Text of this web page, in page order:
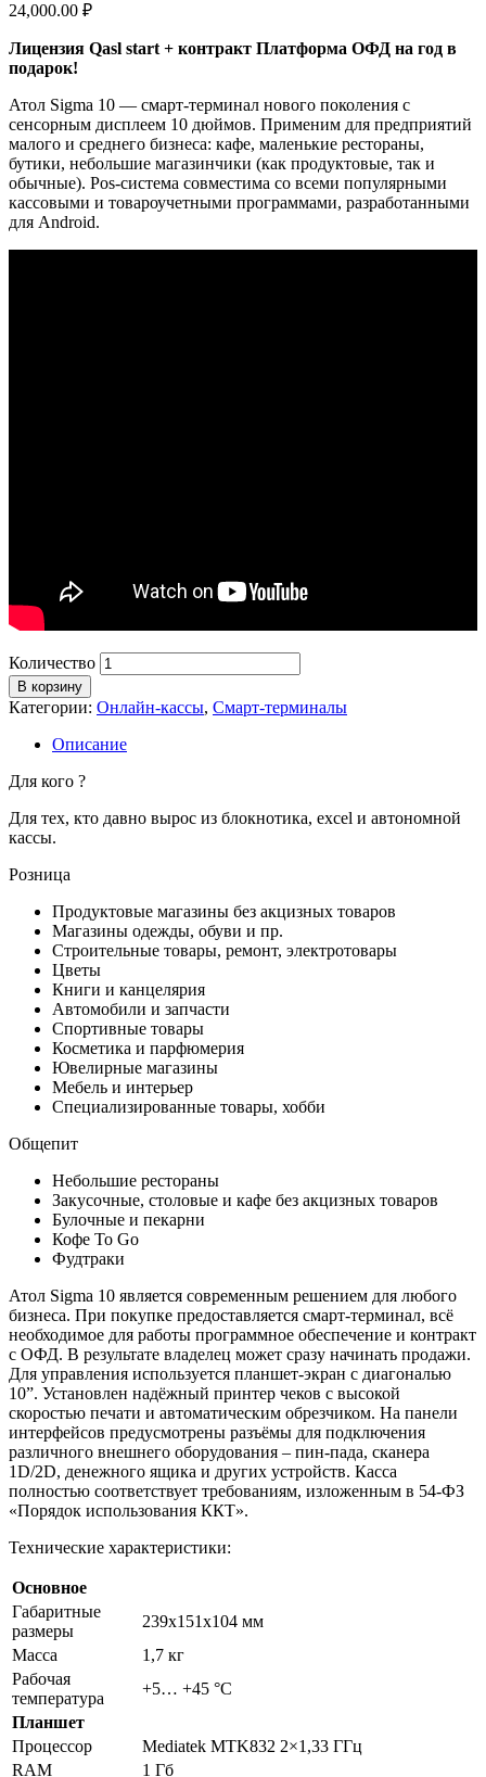
24,000.00 ₽
Лицензия Qasl start + контракт Платформа ОФД на год в
подарок!
Атол Sigma 10 — смарт-терминал нового поколения с
сенсорным дисплеем 10 дюймов. Применим для предприятий
малого и среднего бизнеса: кафе, маленькие рестораны,
бутики, небольшие магазинчики (как продуктовые, так и
обычные). Pos-система совместима со всеми популярными
кассовыми и товароучетными программами, разработанными
для Android.
Количество
В корзину
Категории: Онлайн-кассы, Смарт-терминалы
Описание
Для кого ?
Для тех, кто давно вырос из блокнотика, excel и автономной
кассы.
Розница
Продуктовые магазины без акцизных товаров
Магазины одежды, обуви и пр.
Строительные товары, ремонт, электротовары
Цветы
Книги и канцелярия
Автомобили и запчасти
Спортивные товары
Косметика и парфюмерия
Ювелирные магазины
Мебель и интерьер
Специализированные товары, хобби
Общепит
Небольшие рестораны
Закусочные, столовые и кафе без акцизных товаров
Булочные и пекарни
Кофе To Go
Фудтраки
Атол Sigma 10 является современным решением для любого
бизнеса. При покупке предоставляется смарт-терминал, всё
необходимое для работы программное обеспечение и контракт
с ОФД. В результате владелец может сразу начинать продажи.
Для управления используется планшет-экран с диагональю
10”. Установлен надёжный принтер чеков с высокой
скоростью печати и автоматическим обрезчиком. На панели
интерфейсов предусмотрены разъёмы для подключения
различного внешнего оборудования – пин-пада, сканера
1D/2D, денежного ящика и других устройств. Касса
полностью соответствует требованиям, изложенным в 54-ФЗ
«Порядок использования ККТ».
Технические характеристики:
Основное
Габаритные
размеры
239х151х104 мм
Масса
1,7 кг
Рабочая
температура
+5… +45 °C
Планшет
Процессор
Mediatek MTK832 2×1,33 ГГц
RAM
1 Гб